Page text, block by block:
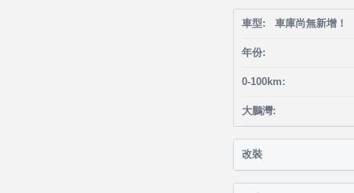
車型: 車庫尚無新增！
年份:
0-100km:
大鵬灣:
改裝